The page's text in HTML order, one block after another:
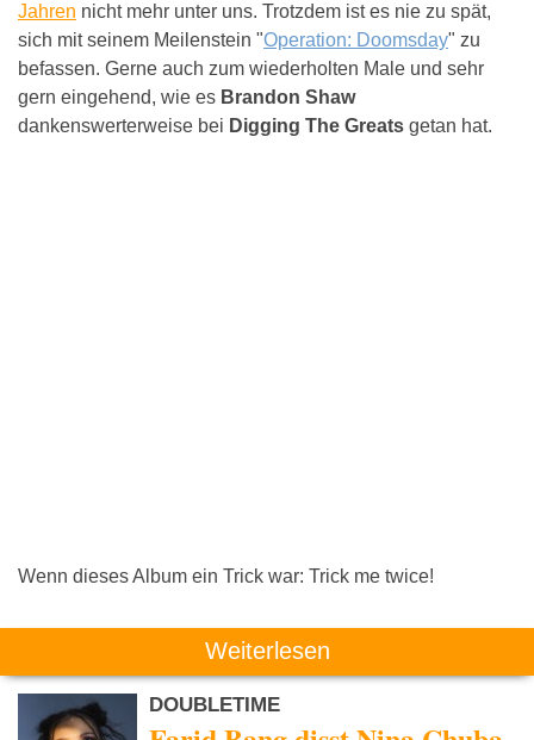
Jahren nicht mehr unter uns. Trotzdem ist es nie zu spät,
sich mit seinem Meilenstein "Operation: Doomsday" zu
befassen. Gerne auch zum wiederholten Male und sehr
gern eingehend, wie es Brandon Shaw
dankenswerterweise bei Digging The Greats getan hat.
Wenn dieses Album ein Trick war: Trick me twice!
Weiterlesen
DOUBLETIME